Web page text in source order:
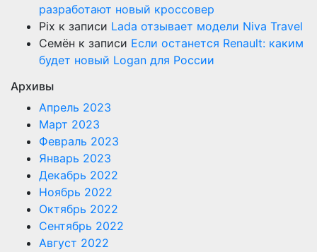
разработают новый кроссовер
Pix к записи Lada отзывает модели Niva Travel
Семён к записи Если останется Renault: каким
будет новый Logan для России
Архивы
Апрель 2023
Март 2023
Февраль 2023
Январь 2023
Декабрь 2022
Ноябрь 2022
Октябрь 2022
Сентябрь 2022
Август 2022